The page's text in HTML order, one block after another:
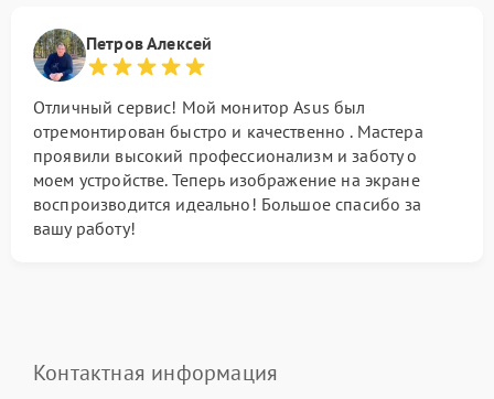
Петров Алексей
Отличный сервис! Мой монитор Asus был
отремонтирован быстро и качественно . Мастера
проявили высокий профессионализм и заботу о
моем устройстве. Теперь изображение на экране
воспроизводится идеально! Большое спасибо за
вашу работу!
Контактная информация